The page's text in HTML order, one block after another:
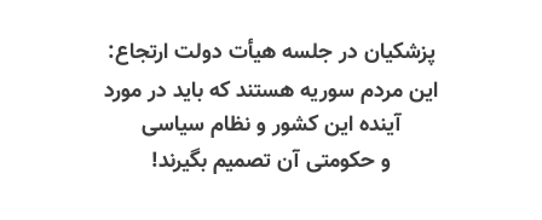
پزشکیان در جلسه هیأت دولت ارتجاع:
این مردم سوریه هستند که باید در مورد
آینده این کشور و نظام سیاسی
و حکومتی آن تصمیم بگیرند!